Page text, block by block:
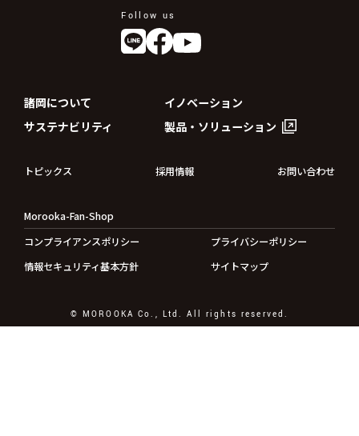
Follow us
諸岡について
イノベーション
サステナビリティ
製品・ソリューション
トピックス 採用情報 お問い合わせ
Morooka-Fan-Shop
コンプライアンスポリシー
プライバシーポリシー
情報セキュリティ基本方針
サイトマップ
© MOROOKA Co., Ltd. All rights reserved.